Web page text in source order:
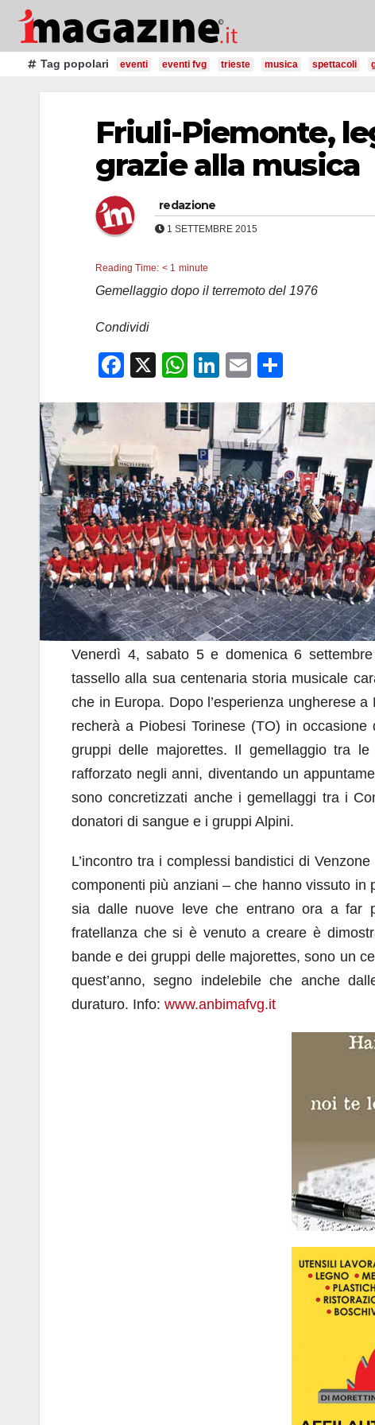
Salta
contenutoTag popolari eventi eventi fvg trieste musica spettacoli
Friuli-Piemonte,
grazie alla musica
redazione
1 SETTEMBRE 2015
Reading Time: < 1 minute
Gemellaggio dopo il terremoto del 1976
Condividi
F
e
b
o
o
k
X
W
at
s
A
p
p
Li
e
dI
n
E
ail n
di
vi
di
Venerdì 4, sabato 5 e domenica 6
tassello alla sua centenaria storia musicale
che in Europa. Dopo l’esperienza ungherese
recherà a Piobesi Torinese (TO) in
gruppi delle majorettes. Il gemellaggio tra
rafforzato negli anni, diventando un
sono concretizzati anche i gemellaggi tra i
donatori di sangue e i gruppi Alpini.
L’incontro tra i complessi bandistici di
componenti più anziani – che hanno vissuto
sia dalle nuove leve che entrano ora a far
fratellanza che si è venuto a creare è
bande e dei gruppi delle majorettes, sono un
quest’anno, segno indelebile che anche
duraturo. Info: www.anbimafvg.it